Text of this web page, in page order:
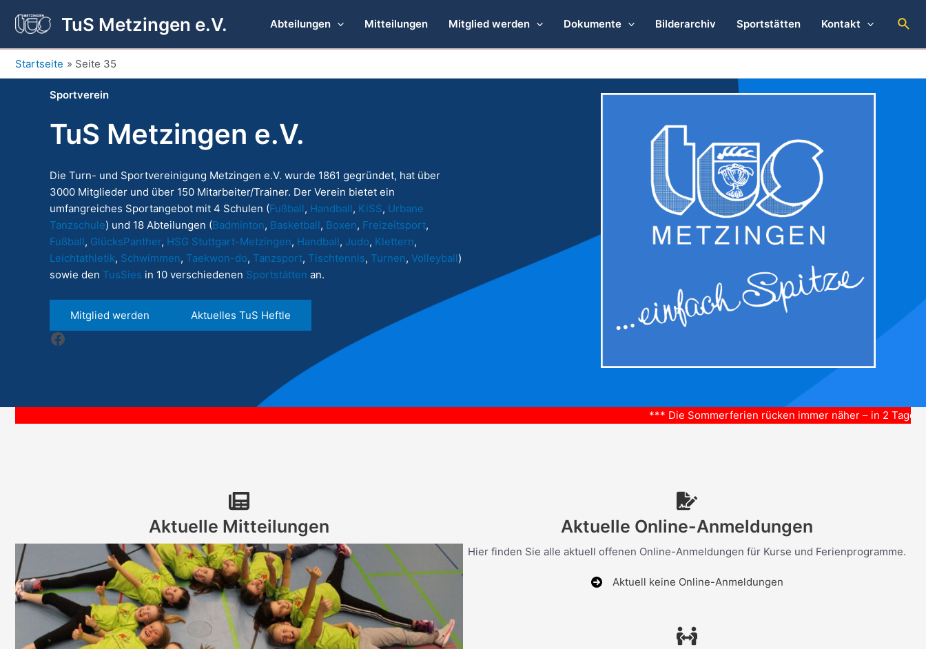
Inhalt
TuS Metzingen e.V. Abteilungen Mitteilungen Mitglied werden Dokumente Bilderarchiv Sportstätten Kontakt
Startseite Seite 35
Sportverein
TuS Metzingen e.V.
Die Turn- und Sportvereinigung Metzingen e.V. wurde 1861 gegründet, hat über
3000 Mitglieder und über 150 Mitarbeiter/Trainer. Der Verein bietet ein
umfangreiches Sportangebot mit 4 Schulen (Fußball, Handball, KiSS, Urbane
Tanzschule) und 18 Abteilungen (Badminton, Basketball, Boxen, Freizeitsport,
Fußball, GlücksPanther, HSG Stuttgart-Metzingen, Handball, Judo, Klettern,
Leichtathletik, Schwimmen, Taekwon-do, Tanzsport, Tischtennis, Turnen, Volleyball)
sowie den TusSies in 10 verschiedenen Sportstätten an.
Mitglied werden Aktuelles TuS Heftle
Facebook
*** Die Sommerferien rücken immer näher – in 2 Tagen ist es
Aktuelle Mitteilungen Aktuelle Online-Anmeldungen
Hier finden Sie alle aktuell offenen Online-Anmeldungen für Kurse und Ferienprogramme.
Aktuell keine Online-Anmeldungen